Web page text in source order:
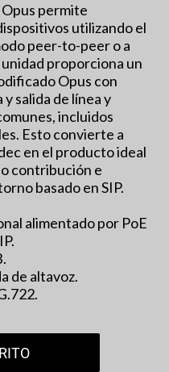
permite
utilizando el
peer-to-peer o a
proporciona un
Opus con
salida de línea y
incluidos
Esto convierte a
en el producto ideal
contribución e
basado en SIP.
alimentado por PoE
de altavoz.